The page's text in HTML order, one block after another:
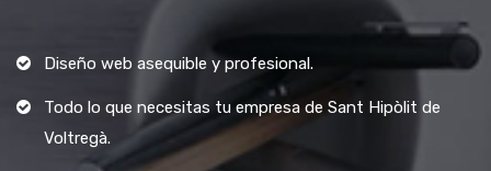
Diseño web asequible y profesional.
Todo lo que necesitas tu empresa de Sant Hipòlit de
Voltregà.